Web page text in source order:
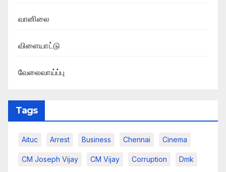
வானிலை
விளையாட்டு
வேலைவாய்ப்பு
Tags
Aituc Arrest Business Chennai Cinema
CM Joseph Vijay CM Vijay Corruption Dmk